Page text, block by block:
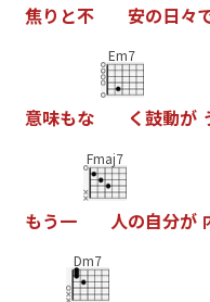
焦り と不 安の日々
意味もな
Em7
く鼓動が
もう一
Fmaj7
人の自分が
Dm7